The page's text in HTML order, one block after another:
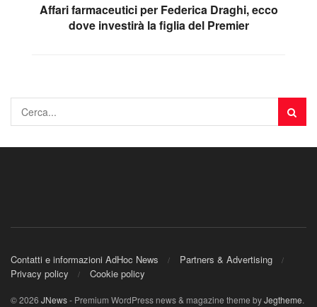
Affari farmaceutici per Federica Draghi, ecco
dove investirà la figlia del Premier
Contatti e informazioni AdHoc News
Partners & Advertising
Privacy policy
Cookie policy
© 2026 JNews- Premium WordPress news & magazine theme byJegtheme.